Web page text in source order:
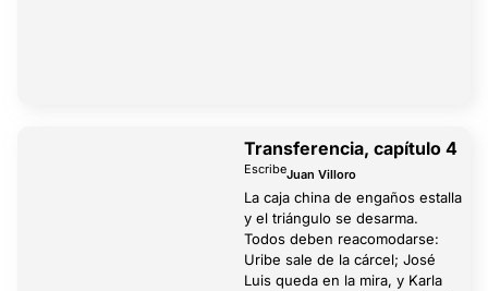
Transferencia, capítulo 4
EscribeJuan Villoro
La caja china de engaños estalla
y el triángulo se desarma.
Todos deben reacomodarse:
Uribe sale de la cárcel; José
Luis queda en la mira, y Karla